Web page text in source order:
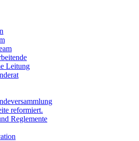
Leitung
reformiert.
Reglemente